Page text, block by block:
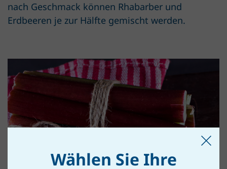
nach Geschmack können Rhabarber und
Erdbeeren je zur Hälfte gemischt werden.
Wählen Sie Ihre